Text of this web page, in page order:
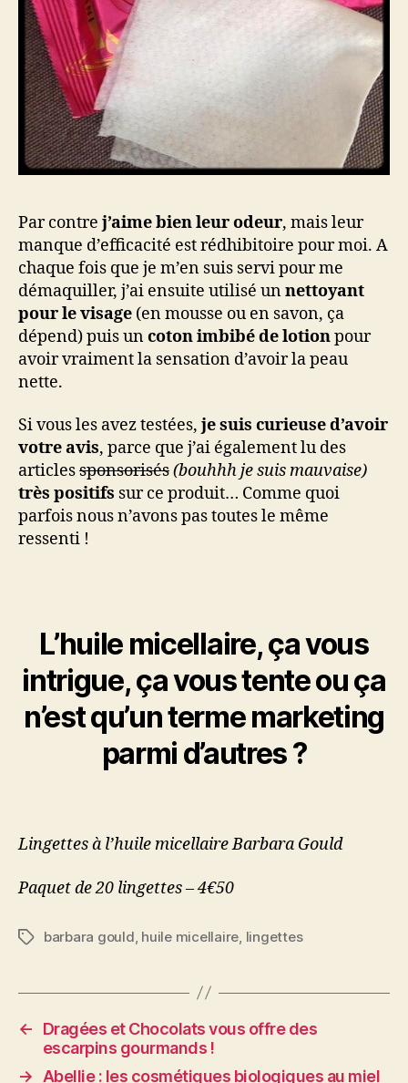
Par contre j’aime bien leur odeur, mais leur
manque d’efficacité est rédhibitoire pour moi. A
chaque fois que je m’en suis servi pour me
démaquiller, j’ai ensuite utilisé unnettoyant
pour le visage (en mousse ou en savon, ça
dépend) puis uncoton imbibé de lotionpour
avoir vraiment la sensation d’avoir la peau
nette.
Si vous les avez testées, je suis curieuse d’avoir
votre avis, parce que j’ai également lu des
articlessponsorisés(bouhhh je suis mauvaise)
très positifs sur ce produit… Comme quoi
parfois nous n’avons pas toutes le même
ressenti !
L’huile micellaire, ça vous
intrigue, ça vous tente ou ça
n’est qu’un terme marketing
parmi d’autres ?
Lingettes à l’huile micellaire Barbara Gould
Paquet de 20 lingettes – 4€50
Étiquettes
barbara gould, huile micellaire, lingettes
←
Dragées et Chocolats vous offre des
escarpins gourmands !
→
Abellie : les cosmétiques biologiques au miel